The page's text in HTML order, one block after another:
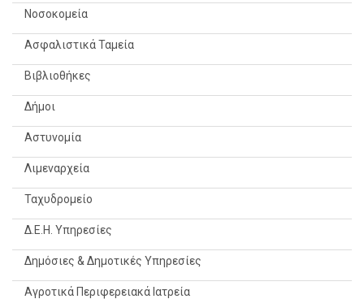
Νοσοκομεία
Ασφαλιστικά Ταμεία
Βιβλιοθήκες
Δήμοι
Αστυνομία
Λιμεναρχεία
Ταχυδρομείο
Δ.Ε.Η. Υπηρεσίες
Δημόσιες & Δημοτικές Υπηρεσίες
Αγροτικά Περιφερειακά Ιατρεία